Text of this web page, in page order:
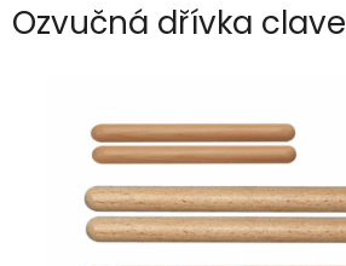
Ozvučná dřívka clave